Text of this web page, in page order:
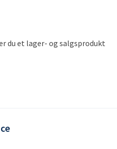
du et lager- og salgsprodukt